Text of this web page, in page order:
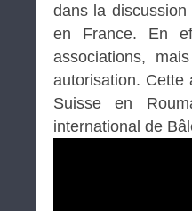
dans la
en France. En
associations,
autorisation. Cette
Suisse en
international de